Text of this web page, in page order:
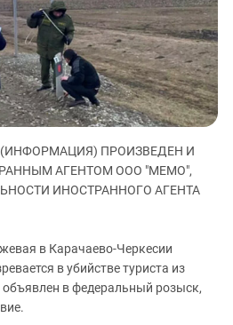
ЗАСТАВЛЯЕТ
КАВКАЗ ЗА ПАЛЕСТИНУ
ИНАКОМЫСЛИЕ В ЧЕЧНЕ
ПРЕСЛЕДОВАНИЕ АКТИВИСТОВ
МОБИЛИЗАЦИЯ И ПРОТЕСТЫ
ПРОИЗВЕДЕН И
АГЕНТОМ ООО "МЕМО",
ИНОСТРАННОГО АГЕНТА
в Карачаево-Черкесии
в убийстве туриста из
в федеральный розыск,